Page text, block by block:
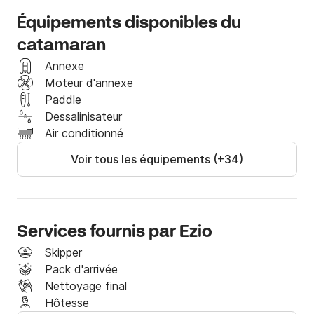
Équipements disponibles du
catamaran
Annexe
Moteur d'annexe
Paddle
Dessalinisateur
Air conditionné
Voir tous les équipements (+34)
Services fournis par Ezio
Skipper
Pack d'arrivée
Nettoyage final
Hôtesse